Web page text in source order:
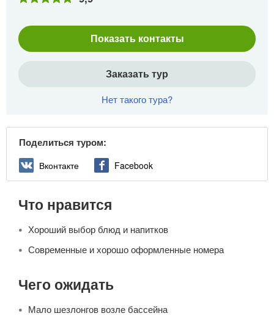
Показать контакты
Заказать тур
Нет такого тура?
Поделиться туром:
Вконтакте Facebook
Что нравится
Хороший выбор блюд и напитков
Современные и хорошо оформленные номера
Чего ожидать
Мало шезлонгов возле бассейна